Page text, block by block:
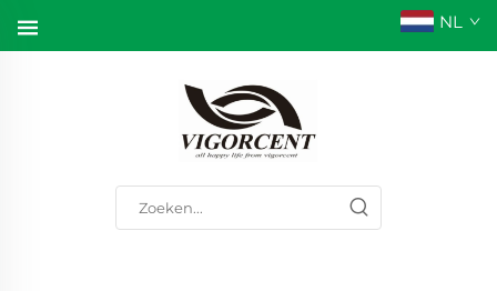
NL